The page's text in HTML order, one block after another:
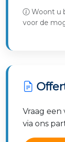
Woont u
voor de
Vraag
via ons